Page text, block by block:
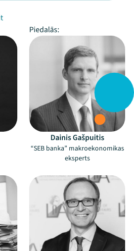
Piedalās:
Dainis Gašpuitis
“SEB banka” makroekonomikas
eksperts